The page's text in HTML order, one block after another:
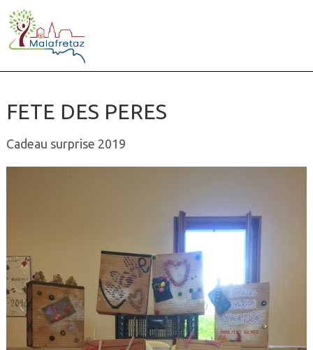
FETE DES PERES
Cadeau surprise 2019